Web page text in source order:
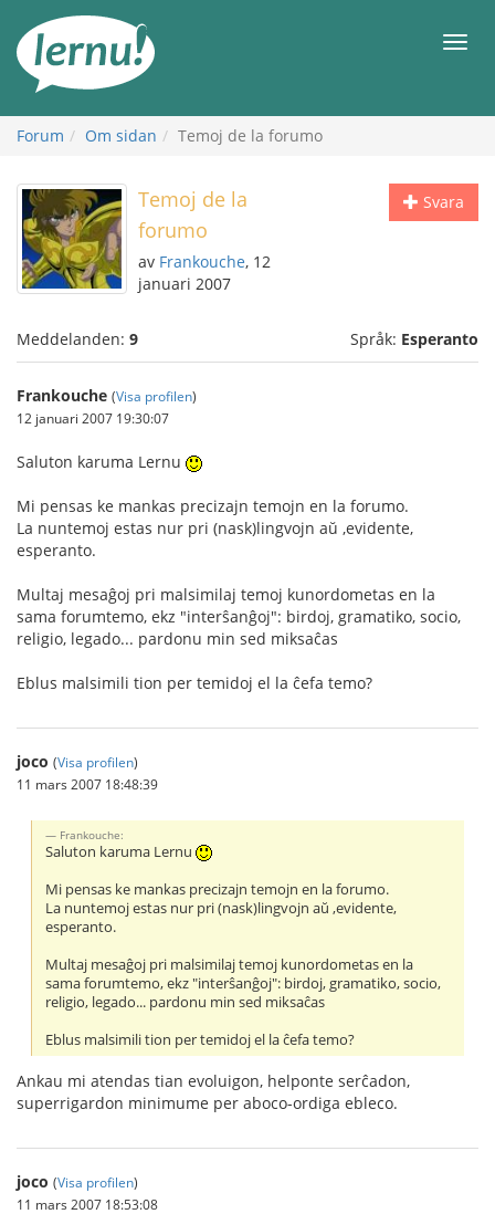
sidans
innehåll
Meny
Forum Om sidan Temoj de la forumo
Svara
Temoj de la
forumo
av Frankouche, 12
januari 2007
Meddelanden: 9 Språk: Esperanto
Frankouche (Visa profilen)
12 januari 2007 19:30:07
Saluton karuma Lernu
Mi pensas ke mankas precizajn temojn en la forumo.
La nuntemoj estas nur pri (nask)lingvojn aŭ ,evidente,
esperanto.
Multaj mesaĝoj pri malsimilaj temoj kunordometas en la
sama forumtemo, ekz "interŝanĝoj": birdoj, gramatiko, socio,
religio, legado... pardonu min sed miksaĉas
Eblus malsimili tion per temidoj el la ĉefa temo?
joco (Visa profilen)
11 mars 2007 18:48:39
Frankouche:
Saluton karuma Lernu
Mi pensas ke mankas precizajn temojn en la forumo.
La nuntemoj estas nur pri (nask)lingvojn aŭ ,evidente,
esperanto.
Multaj mesaĝoj pri malsimilaj temoj kunordometas en la
sama forumtemo, ekz "interŝanĝoj": birdoj, gramatiko, socio,
religio, legado... pardonu min sed miksaĉas
Eblus malsimili tion per temidoj el la ĉefa temo?
Ankau mi atendas tian evoluigon, helponte serĉadon,
superrigardon minimume per aboco-ordiga ebleco.
joco (Visa profilen)
11 mars 2007 18:53:08